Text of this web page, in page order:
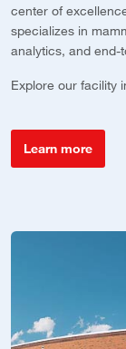
center of
specializes in
analytics, and end-
Explore our facility
Learn more